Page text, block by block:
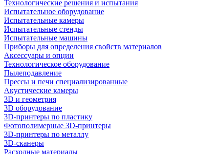
Технологические решения и испытания
Испытательное оборудование
Испытательные камеры
Испытательные стенды
Испытательные машины
Приборы для определения свойств материалов
Аксессуары и опции
Технологическое оборудование
Пылеподавление
Прессы и печи специализированные
Акустические камеры
3D и геометрия
3D оборудование
3D-принтеры по пластику
Фотополимерные 3D-принтеры
3D-принтеры по металлу
3D-сканеры
Расходные материалы